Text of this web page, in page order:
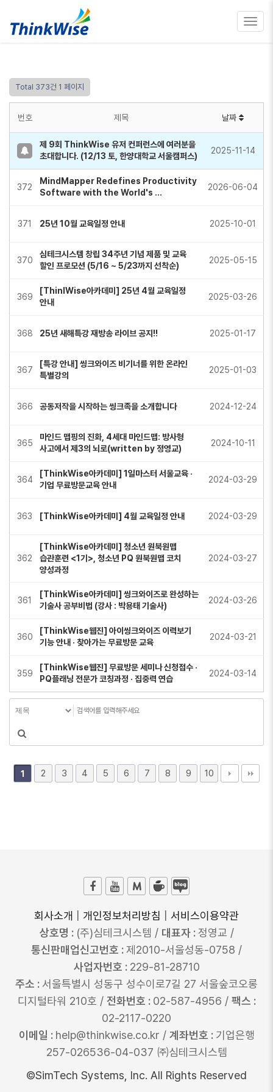
Total 373건 1 페이지
번호 제목 날짜
제 9회 ThinkWise 유저 컨퍼런스에 여러분을
초대합니다. (12/13 토, 한양대학교 서울캠퍼스)
2025-11-14
372
MindMapper Redefines Productivity
Software with the World's …
2026-06-04
371 25년 10월 교육일정 안내 2025-10-01
370
심테크시스템 창립 34주년 기념 제품 및 교육
할인 프로모션 (5/16 ~ 5/23까지 선착순)
2025-05-15
369
[ThinlWise아카데미] 25년 4월 교육일정
안내
2025-03-26
368 25년 새해특강 재방송 라이브 공지!! 2025-01-17
367
[특강 안내] 씽크와이즈 비기너를 위한 온라인
특별강의
2025-01-03
366 공동저작을 시작하는 씽크족을 소개합니다 2024-12-24
365
마인드 맵핑의 진화, 4세대 마인드맵: 방사형
사고에서 제3의 뇌로(written by 정영교)
2024-10-11
364
[ThinkWise아카데미] 1일마스터 서울교육 ·
기업 무료방문교육 안내
2024-03-29
363 [ThinkWise아카데미] 4월 교육일정 안내 2024-03-29
362
[ThinkWise아카데미] 청소년 원북원맵
습관훈련 <1기>, 청소년 PQ 원북원맵 코치
양성과정
2024-03-27
361
[ThinkWise아카데미] 씽크와이즈로 완성하는
기술사 공부비법 (강사 : 박용태 기술사)
2024-03-26
360
[ThinkWise웹진] 아이씽크와이즈 이력보기
기능 안내 · 찾아가는 무료방문 교육
2024-03-21
359
[ThinkWise웹진] 무료방문 세미나 신청접수 ·
PQ플래닝 전문가 코칭과정 · 집중력 연습
2024-03-14
1 2 3 4 5 6 7 8 9 10
회사소개 개인정보처리방침
서비스이용약관
상호명 : (주)심테크시스템 / 대표자 :정영교 /
통신판매업신고번호 :제2010-서울성동-0758 /
사업자번호 : 229-81-28710
주소 : 서울특별시 성동구 성수이로7길 27 서울숲코오롱
디지털타워 210호 / 전화번호 : 02-587-4956 / 팩스 :
02-2117-0220
이메일 : help@thinkwise.co.kr / 계좌번호 : 기업은행
257-026536-04-037 ㈜심테크시스템
©SimTech Systems, Inc. All Rights Reserved